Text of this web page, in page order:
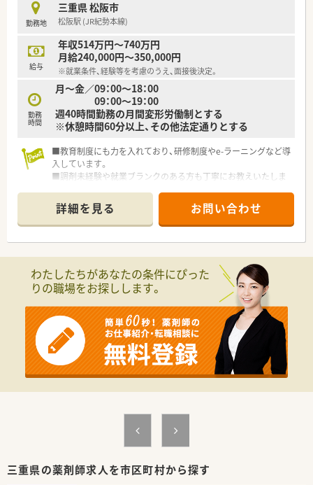
時短勤務ができるよう変更予定です。
■年間休日が120日とワークライフバランスが整っています
■日用品から常備薬まで、従業員割引制度など嬉しいメリットも
たくさんあります！
勤務地
三重県 松阪市
松阪駅 (JR紀勢本線)
給与
年収514万円～740万円
月給240,000円～350,000円
※就業条件、経験等を考慮のうえ、面接後決定。
勤務
時間
月～金／09：00～18：00
09：00～19：00
週40時間勤務の月間変形労働制とする
※休憩時間60分以上、その他法定通りとする
■教育制度にも力を入れており、研修制度やe-ラーニングなど導
入しています。
■調剤未経験や就業ブランクのある方も丁寧にお教えいたしま
■全店舗、ピッキングシステムのハンディを導入し、調剤過誤防
止に努めています。
■60歳以降は契約社員として、65歳までのご勤務が可能です。
■店舗を一緒に盛り上げてくださる方募集中です！
詳細を見る お問い合わせ
わたしたちがあなたの条件にぴった
りの職場をお探しします。
三重県の薬剤師求人を市区町村から探す